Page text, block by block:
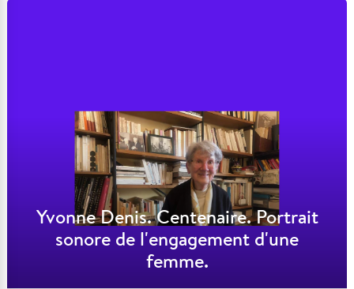
Yvonne Denis. Centenaire. Portrait
sonore de l'engagement d'une
femme.